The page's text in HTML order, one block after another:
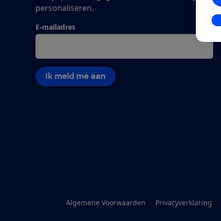
personaliseren.
E-mailadres
Ik meld me aan
Algemene Voorwaarden Privacyverklaring